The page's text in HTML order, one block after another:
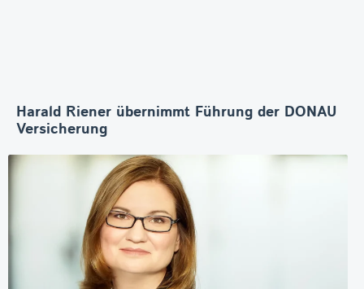
Harald Riener übernimmt Führung der DONAU
Versicherung